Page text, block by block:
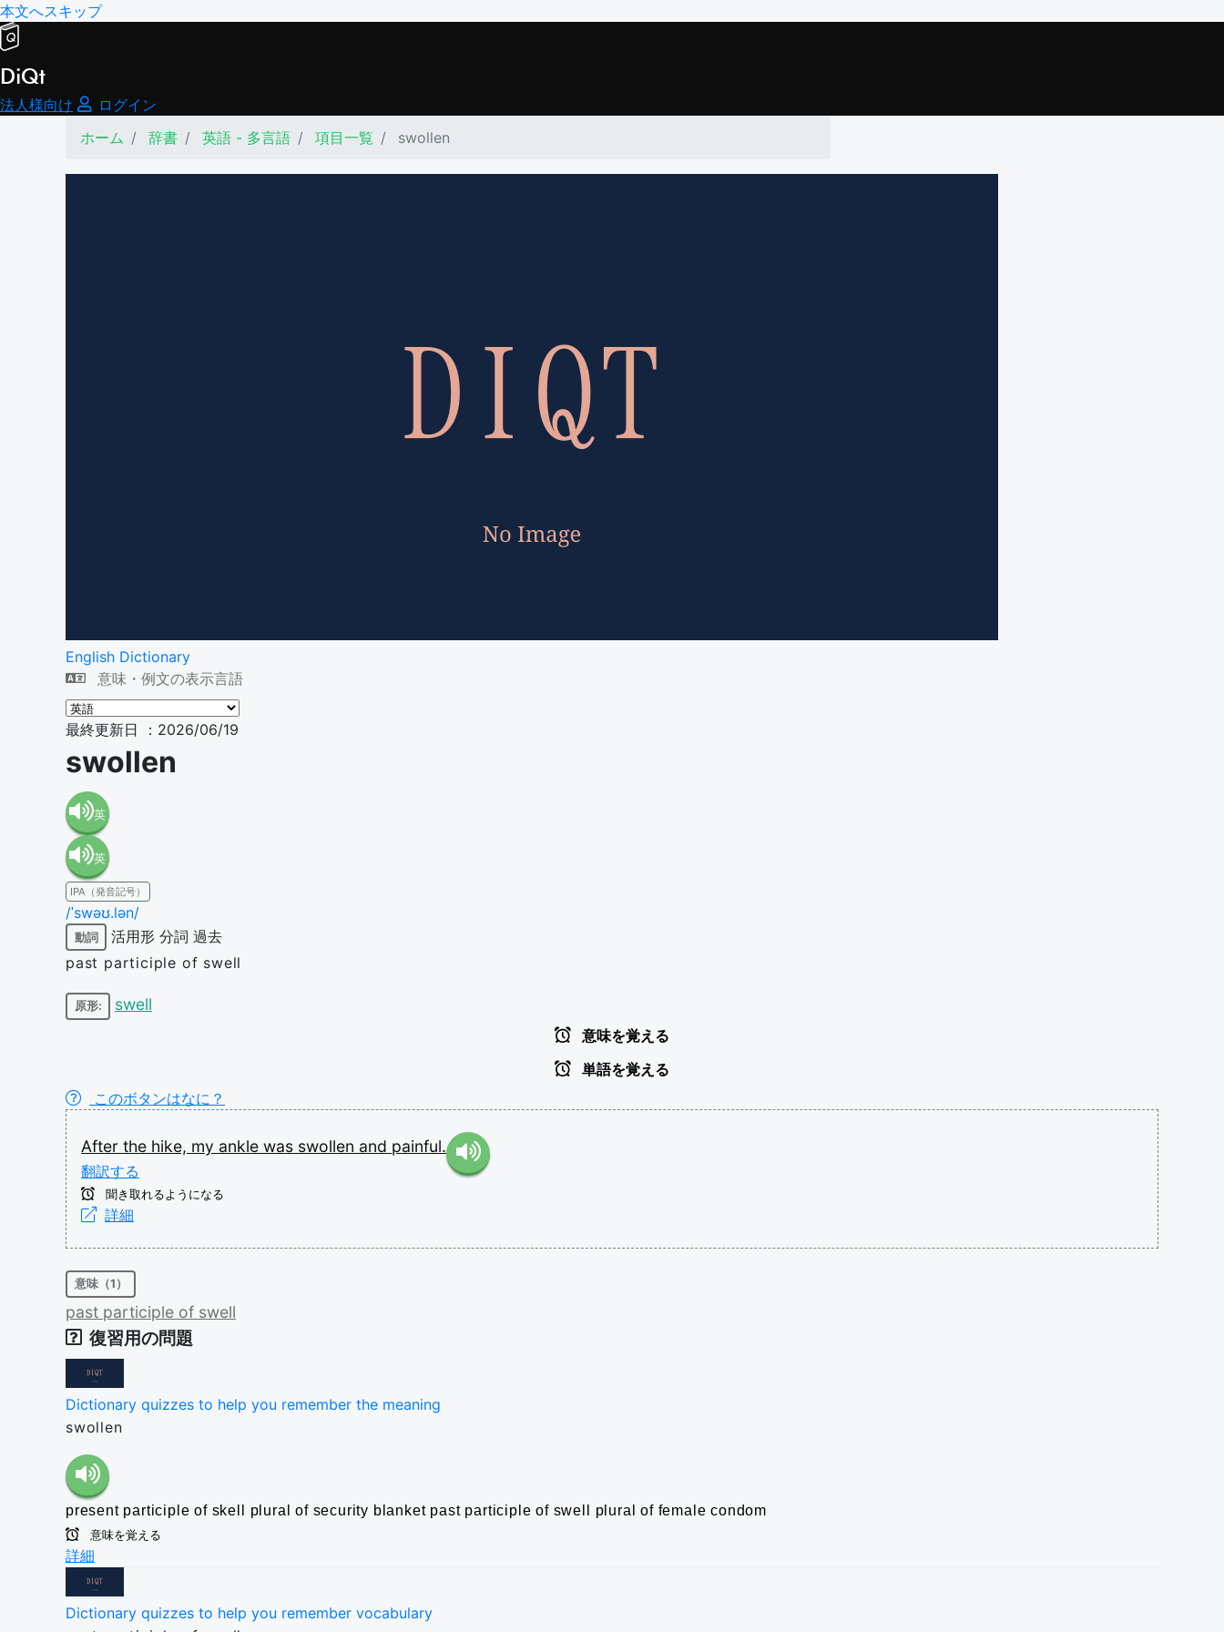
本文へスキップ
DiQt
法人様向け
ログイン
ホーム
辞書 英語 - 多言語 項目一覧 swollen
English Dictionary
意味・例文の表示言語
最終更新日 ：2026/06/19
swollen
英
語（米
国）
(en-US)
英
語（イ
ギリ
ス）
IPA（発音記号）
/ˈswəʊ.lən/
動詞 活用形 分詞 過去
past participle of swell
原形: swell
意味を覚える
単語を覚える
このボタンはなに？
After the hike, my ankle was swollen and painful.
翻訳する
聞き取れるようになる
詳細
意味（1）
past participle of swell
復習用の問題
Dictionary quizzes to help you remember the meaning
swollen
present participle of skell plural of security blanket past participle of swell plural of female condom
意味を覚える
詳細
Dictionary quizzes to help you remember vocabulary